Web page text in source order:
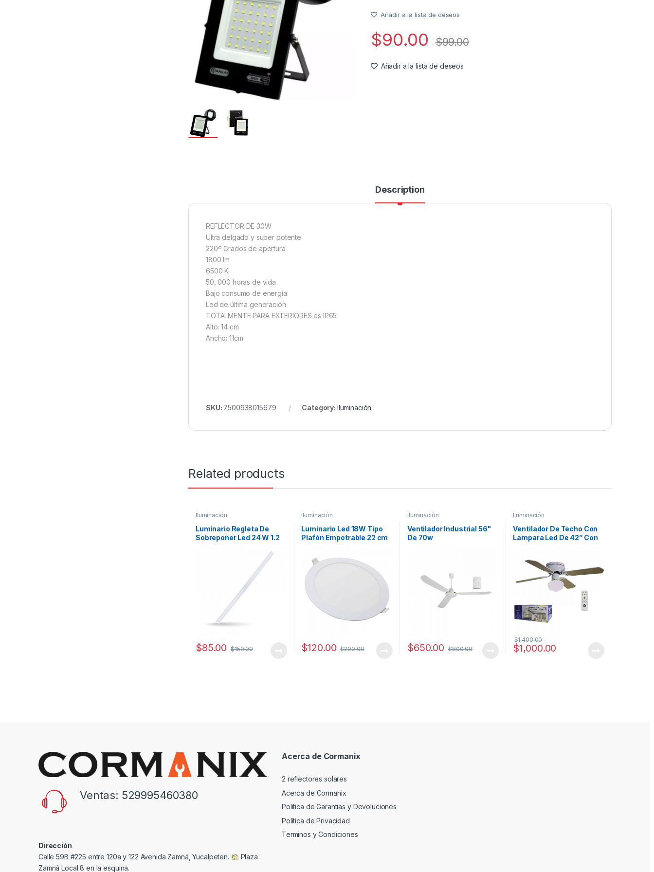
Añadir a la lista de deseos
$90.00 $99.00
Añadir a la lista de deseos
Description
REFLECTOR DE 30W
Ultra delgado y super potente
220º Grados de apertura
1800 lm
6500 K
50, 000 horas de vida
Bajo consumo de energía
Led de última generación
TOTALMENTE PARA EXTERIORES es IP65
Alto: 14 cm
Ancho: 11cm
SKU: 7500938015679 Category: Iluminación
Related products
Iluminación
Luminario Regleta De
Sobreponer Led 24 W 1.2
$85.00 $150.00
Iluminación
Luminario Led 18W Tipo
Plafón Empotrable 22 cm
$120.00 $200.00
Iluminación
Ventilador Industrial 56"
De 70w
$650.00 $800.00
Iluminación
Ventilador De Techo Con
Lampara Led De 42” Con
$1,000.00
$1,400.00
Ventas: 529995460380
Dirección
Calle 59B #225 entre 120a y 122 Avenida Zamná, Yucalpeten.
Plaza
Zamná Local 8 en la esquina.
Acerca de Cormanix
2 reflectores solares
Acerca de Cormanix
Politica de Garantias y Devoluciones
Política de Privacidad
Terminos y Condiciones